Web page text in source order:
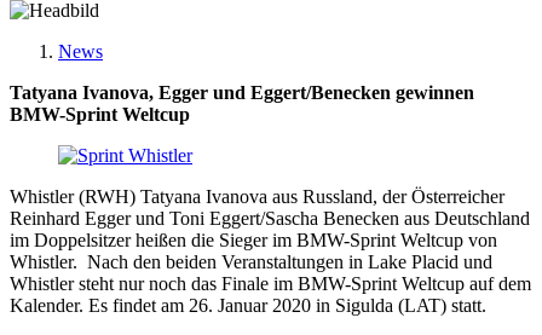
News
Tatyana Ivanova, Egger und Eggert/Benecken gewinnen
BMW-Sprint Weltcup
Whistler (RWH) Tatyana Ivanova aus Russland, der Österreicher
Reinhard Egger und Toni Eggert/Sascha Benecken aus Deutschland
im Doppelsitzer heißen die Sieger im BMW-Sprint Weltcup von
Whistler. Nach den beiden Veranstaltungen in Lake Placid und
Whistler steht nur noch das Finale im BMW-Sprint Weltcup auf dem
Kalender. Es findet am 26. Januar 2020 in Sigulda (LAT) statt.